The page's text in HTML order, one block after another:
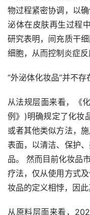
物过程紧密协调，以
泌体在皮肤再生过程
研究表明，间充质干
细胞，从而控制炎症反
“外泌体化妆品”并不存
从法规层面来看，《
例》)明确规定了化妆
或者其他类似方法，
表面，以清洁、保护
品。 然而目前化妆品
疗法，仅从使用方式
妆品的定义相悖，因此
从原料层面来看，